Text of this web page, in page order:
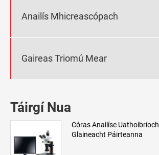
Anailís Mhicreascópach
Gaireas Triomú Mear
Táirgí Nua
Córas Anailíse Uathoibríoch
Glaineacht Páirteanna